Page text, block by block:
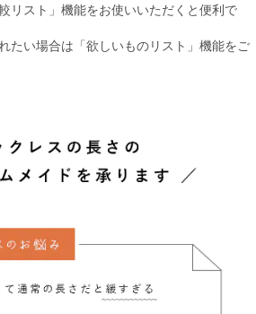
リスト」機能をお使いいただくと便利で
たい場合は「欲しいものリスト」機能をご